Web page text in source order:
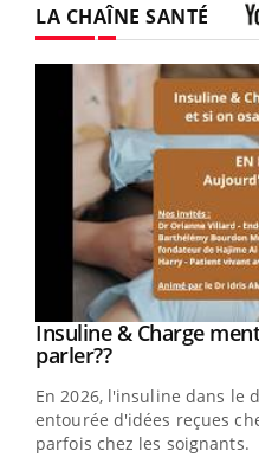
LA CHAÎNE SANTÉ
Youtube
Insuline & Charge
parler??Youtube
En 2026, l'insuline dans le
entourée d'idées reçues
parfois chez les soignants.